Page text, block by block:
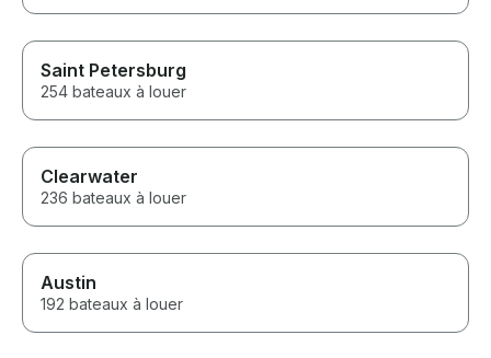
Saint Petersburg
254 bateaux à louer
Clearwater
236 bateaux à louer
Austin
192 bateaux à louer